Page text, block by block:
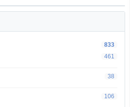
833
461
38
106